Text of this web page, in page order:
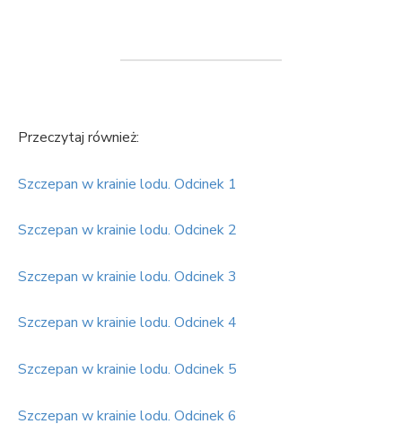
Przeczytaj również:
Szczepan w krainie lodu. Odcinek 1
Szczepan w krainie lodu. Odcinek 2
Szczepan w krainie lodu. Odcinek 3
Szczepan w krainie lodu. Odcinek 4
Szczepan w krainie lodu. Odcinek 5
Szczepan w krainie lodu. Odcinek 6